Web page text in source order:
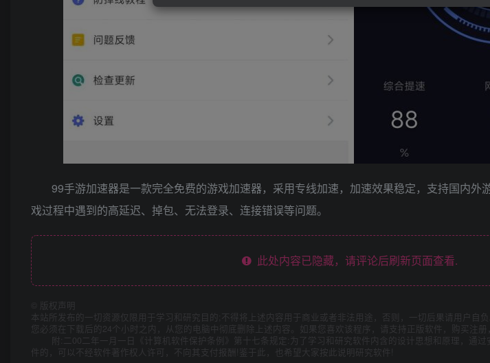
99手游加速器是一款完全免费的游戏加速器，采用专线加速，加速效果稳定，支持国内外
戏过程中遇到的高延迟、掉包、无法登录、连接错误等问题。
此处内容已隐藏，请评论后刷新页面查看.
版权声明
本站所发布的一切资源仅限用于学习和研究目的;不得将上述内容用于商业或者非法用途，否则，一切后果请用户自
您必须在下载后的24个小时之内，从您的电脑中彻底删除上述内容。如果您喜欢该程序，请支持正版软件，购买注册
附:二00二年一月一日《计算机软件保护条例》第十七条规定:为了学习和研究软件内含的设计思想和原理，通
件的，可以不经软件著作权人许可，不向其支付报酬!鉴于此，也希望大家按此说明研究软件!